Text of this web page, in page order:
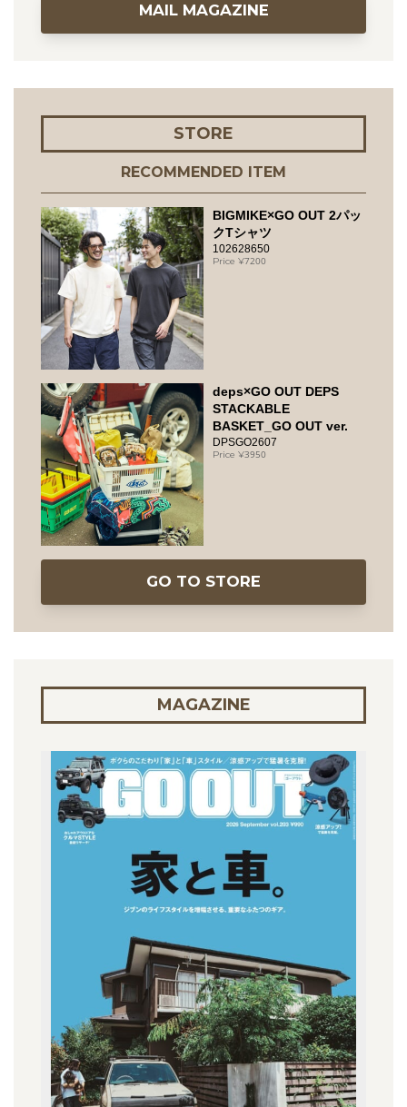
MAIL MAGAZINE
STORE
RECOMMENDED ITEM
BIGMIKE×GO OUT 2パッ
クTシャツ
102628650
7200
deps×GO OUT DEPS
STACKABLE
BASKET_GO OUT ver.
DPSGO2607
3950
GO TO STORE
MAGAZINE